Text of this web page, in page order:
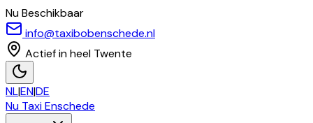
Nu Beschikbaar
info@taxibobenschede.nl
Actief in heel Twente
NL|EN|DE
Nu TaxiEnschede